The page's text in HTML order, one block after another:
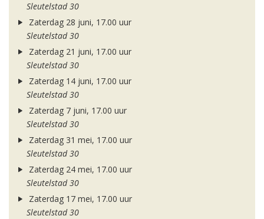
Sleutelstad 30
Zaterdag 28 juni, 17.00 uur
Sleutelstad 30
Zaterdag 21 juni, 17.00 uur
Sleutelstad 30
Zaterdag 14 juni, 17.00 uur
Sleutelstad 30
Zaterdag 7 juni, 17.00 uur
Sleutelstad 30
Zaterdag 31 mei, 17.00 uur
Sleutelstad 30
Zaterdag 24 mei, 17.00 uur
Sleutelstad 30
Zaterdag 17 mei, 17.00 uur
Sleutelstad 30